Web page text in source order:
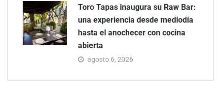
Toro Tapas inaugura su Raw Bar:
una experiencia desde mediodía
hasta el anochecer con cocina
abierta
agosto 6, 2026